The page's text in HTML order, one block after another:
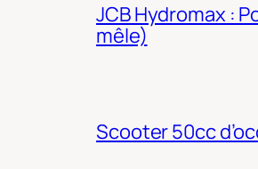
JCB Hydromax :
mêle)
Scooter 50cc